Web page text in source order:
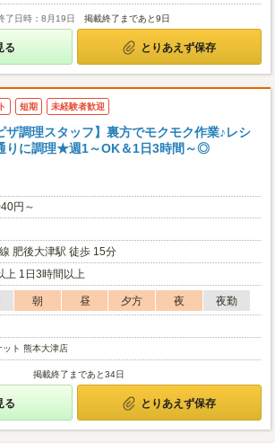
了日時：8月19日 掲載終了まであと9日
る とりあえず保存
短期 未経験者歓迎
ザ調理スタッフ】裏方でモクモク作業♪レシ
りに調理★週1～OK＆1日3時間～◎
円～
肥後大津駅 徒歩 15分
上 1日3時間以上
朝 昼 夕方 夜
夜勤
ット 熊本大津店
掲載終了まであと34日
る とりあえず保存